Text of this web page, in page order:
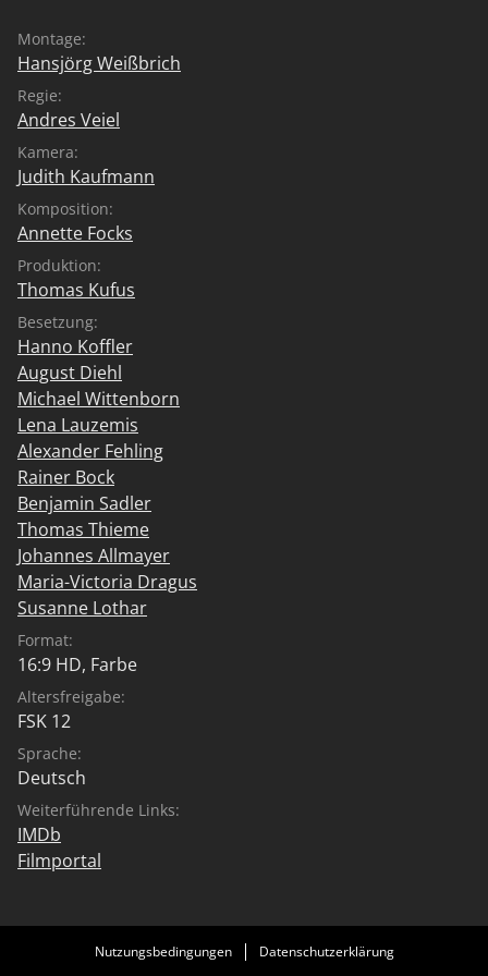
Montage:
Hansjörg Weißbrich
Regie:
Andres Veiel
Kamera:
Judith Kaufmann
Komposition:
Annette Focks
Produktion:
Thomas Kufus
Besetzung:
Hanno Koffler
August Diehl
Michael Wittenborn
Lena Lauzemis
Alexander Fehling
Rainer Bock
Benjamin Sadler
Thomas Thieme
Johannes Allmayer
Maria-Victoria Dragus
Susanne Lothar
Format:
16:9 HD, Farbe
Altersfreigabe:
FSK 12
Sprache:
Deutsch
Weiterführende Links:
IMDb
Filmportal
Nutzungsbedingungen Datenschutzerklärung